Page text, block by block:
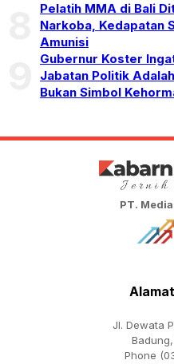
Pelatih MMA di Bali
Narkoba, Kedapatan
Amunisi
Gubernur Koster
Jabatan Politik
Bukan Simbol
PT.
Jl. Dewata
Phone